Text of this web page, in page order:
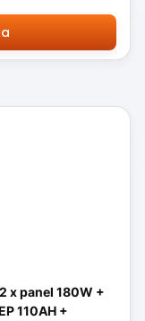
x panel 180W +
110AH +